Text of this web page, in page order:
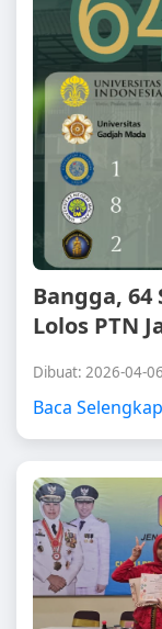
Bangga, 64
Lolos PTN
Dibuat: 2026-04-
Baca